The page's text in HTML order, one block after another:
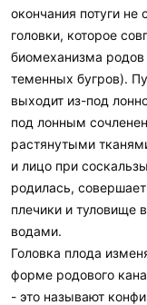
окончания потуги
головки, которое
биомеханизма
теменных бугров).
выходит из-под
под лонным
растянутыми
и лицо при
родилась,
плечики и туловище
водами.
Головка плода
форме родового
- это называют